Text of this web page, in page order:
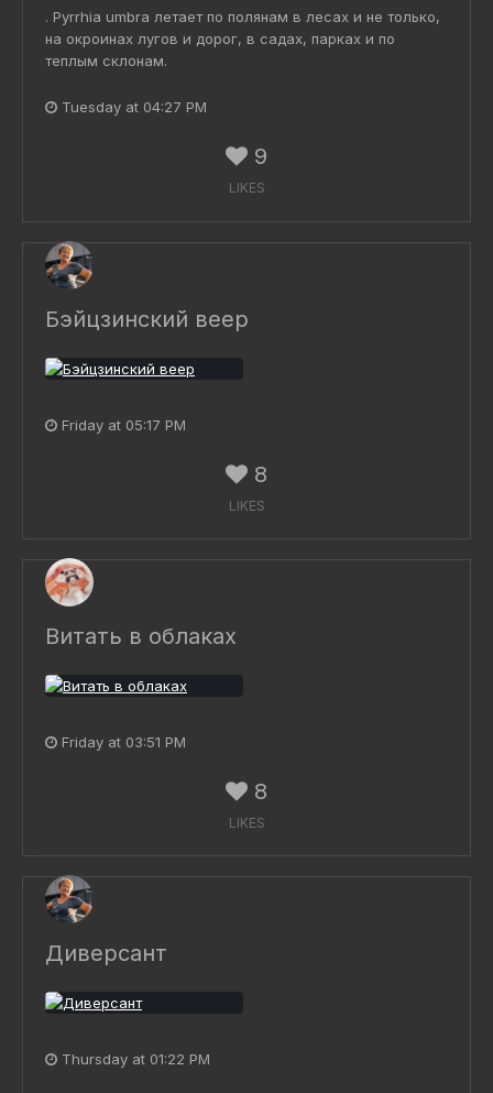
. Pyrrhia umbra летает по полянам в лесах и не только,
на окроинах лугов и дорог, в садах, парках и по
теплым склонам.
Tuesday at 04:27 PM
9
LIKES
Бэйцзинский веер
Friday at 05:17 PM
8
LIKES
Витать в облаках
Friday at 03:51 PM
8
LIKES
Диверсант
Thursday at 01:22 PM